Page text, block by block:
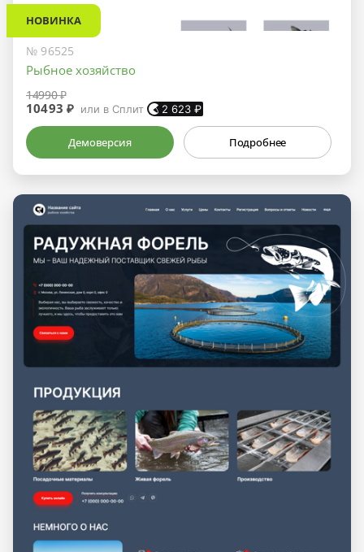
НОВИНКА
№ 96525
Рыбное хозяйство
14990 ₽
10493 ₽ или в Сплит 2 623 ₽
Демоверсия Подробнее